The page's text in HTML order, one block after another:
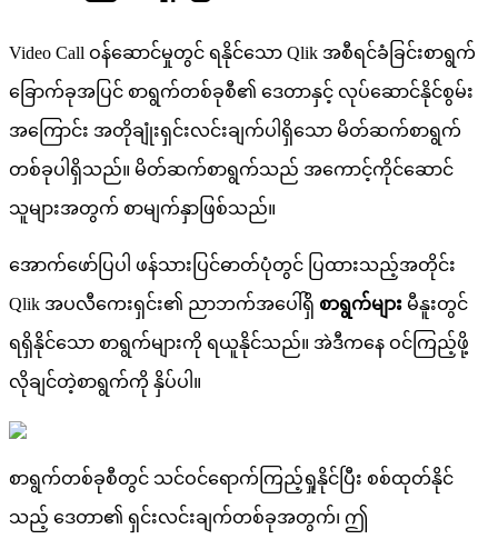
Video Call ဝနဆငမတင ရနငသ Qlik အစရငခ ခငစရက
ခကခအ ပင စရကတစခစ၏ ဒတနင လပဆငနငစမ
အကင အတခရငလငခကပ ရသ မတဆကစရက
တစခပ ရသည။ မတဆကစရကသည အကငကငဆင
သမအတက စမကန ဖစသည။
အကဖ ပပ ဖနသ ပငဓတပတင ပထသညအတင
Qlik အပလကရင၏ ညဘကအပ ရ စရကမ မနတင
ရရနငသ စရကမက ရယနငသည။ အဒကန ဝင ကညဖ
လခငတစရကက နပပ ။
စရကတစခစတင သငဝငရက ကညရနင ပ စစထတနင
သည ဒတ၏ ရငလငခကတစခအတက၊ ဤ